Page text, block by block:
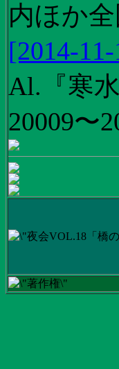
内ほか
[2014-
Al.『寒
20009〜